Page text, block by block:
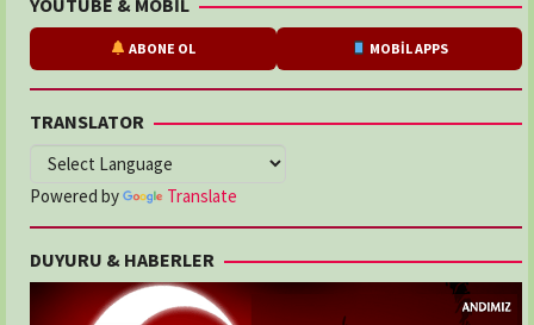
ABONE OL MOBİL APPS
TRANSLATOR
Powered by Translate
DUYURU & HABERLER